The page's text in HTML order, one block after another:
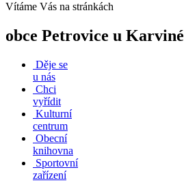
Vítáme Vás na stránkách
obce Petrovice u Karviné
Děje se
u nás
Chci
vyřídit
Kulturní
centrum
Obecní
knihovna
Sportovní
zařízení